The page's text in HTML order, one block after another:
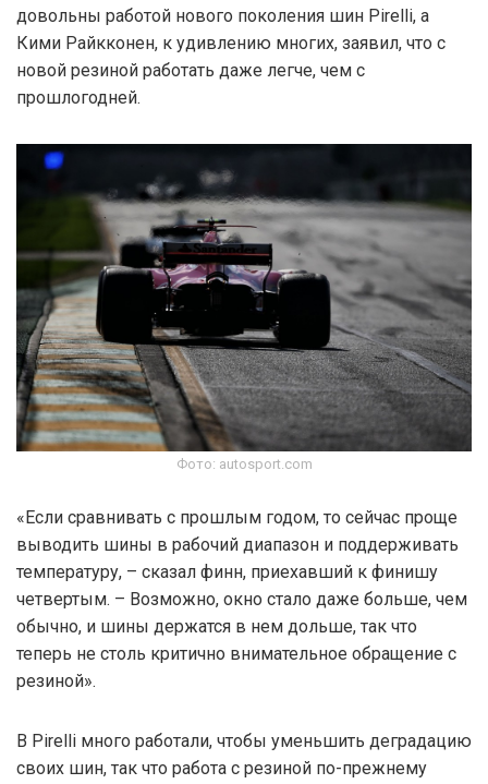
довольны работой нового поколения шин Pirelli, а
Кими Райкконен, к удивлению многих, заявил, что с
новой резиной работать даже легче, чем с
прошлогодней.
Фото: autosport.com
«Если сравнивать с прошлым годом, то сейчас проще
выводить шины в рабочий диапазон и поддерживать
температуру, – сказал финн, приехавший к финишу
четвертым. – Возможно, окно стало даже больше, чем
обычно, и шины держатся в нем дольше, так что
теперь не столь критично внимательное обращение с
резиной».
В Pirelli много работали, чтобы уменьшить деградацию
своих шин, так что работа с резиной по-прежнему